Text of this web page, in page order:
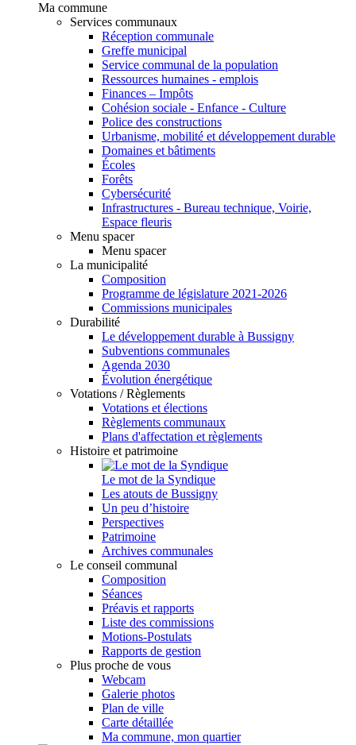
Ma commune
Services communaux
Réception communale
Greffe municipal
Service communal de la population
Ressources humaines - emplois
Finances – Impôts
Cohésion sociale - Enfance - Culture
Police des constructions
Urbanisme, mobilité et développement durable
Domaines et bâtiments
Écoles
Forêts
Cybersécurité
Infrastructures - Bureau technique, Voirie,
Espace fleuris
Menu spacer
Menu spacer
La municipalité
Composition
Programme de législature 2021-2026
Commissions municipales
Durabilité
Le développement durable à Bussigny
Subventions communales
Agenda 2030
Évolution énergétique
Votations / Règlements
Votations et élections
Règlements communaux
Plans d'affectation et règlements
Histoire et patrimoine
Le mot de la Syndique
Les atouts de Bussigny
Un peu d’histoire
Perspectives
Patrimoine
Archives communales
Le conseil communal
Composition
Séances
Préavis et rapports
Liste des commissions
Motions-Postulats
Rapports de gestion
Plus proche de vous
Webcam
Galerie photos
Plan de ville
Carte détaillée
Ma commune, mon quartier